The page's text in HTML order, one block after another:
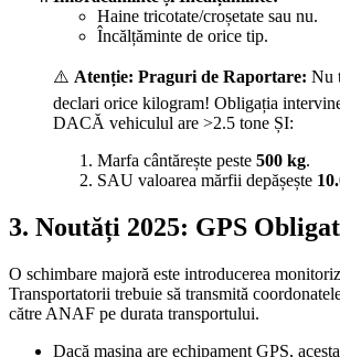
Haine tricotate/croșetate sau nu.
Încălțăminte de orice tip.
⚠️ Atenție: Praguri de Raportare: Nu
declari orice kilogram! Obligația
DACĂ vehiculul are >2.5 tone ȘI:
Marfa cântărește peste 500 kg.
SAU valoarea mărfii depășește
3. Noutăți 2025: GPS
O schimbare majoră este introducerea
Transportatorii trebuie să transmită
către ANAF pe durata transportului.
Dacă mașina are echipament GPS,